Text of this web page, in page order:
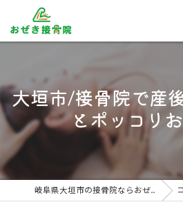
大垣市/接骨院で産
とポッコリ
岐阜県大垣市の接骨院ならおぜき接骨院/整体院｜腰痛/交通事故治療/肩こり コ